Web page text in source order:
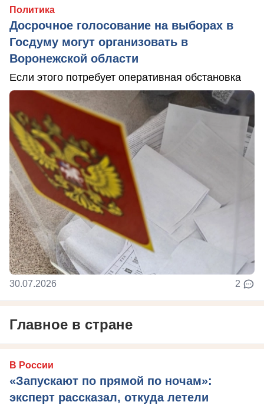
Политика
Досрочное голосование на выборах в
Госдуму могут организовать в
Воронежской области
Если этого потребует оперативная обстановка
30.07.2026 2
Главное в стране
В России
«Запускают по прямой по ночам»:
эксперт рассказал, откуда летели